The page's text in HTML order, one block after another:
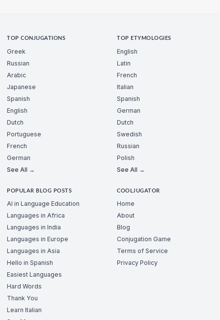
TOP CONJUGATIONS
Greek
Russian
Arabic
Japanese
Spanish
English
Dutch
Portuguese
French
German
See All →
TOP ETYMOLOGIES
English
Latin
French
Italian
Spanish
German
Dutch
Swedish
Russian
Polish
See All →
POPULAR BLOG POSTS
AI in Language Education
Languages in Africa
Languages in India
Languages in Europe
Languages in Asia
Hello in Spanish
Easiest Languages
Hard Words
Thank You
Learn Italian
COOLJUGATOR
Home
About
Blog
Conjugation Game
Terms of Service
Privacy Policy